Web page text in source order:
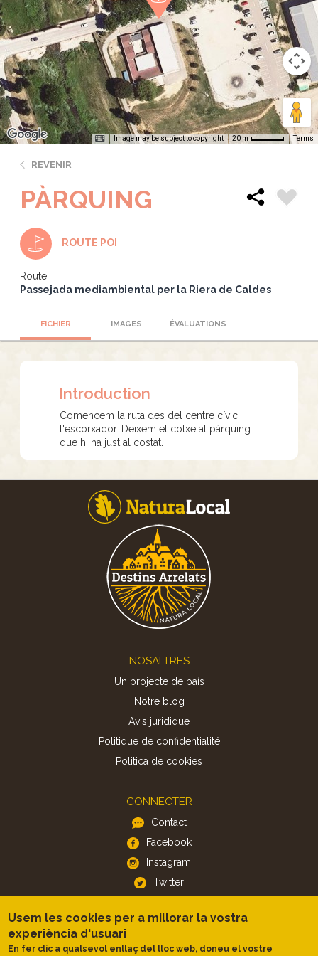
Image may be subject to copyright 20 m Terms
REVENIR
PÀRQUING
ROUTE POI
Route:
Passejada mediambiental per la Riera de Caldes
FICHIER IMAGES ÉVALUATIONS
Introduction
Comencem la ruta des del centre cívic
l'escorxador. Deixem el cotxe al pàrquing
que hi ha just al costat.
NOSALTRES
Un projecte de país
Notre blog
Avis juridique
Politique de confidentialité
Politica de cookies
CONNECTER
Contact
Facebook
Instagram
Twitter
APP
iOS
Usem les cookies per a millorar la vostra
experiència d'usuari
En fer clic a qualsevol enllaç del lloc web, doneu el vostre